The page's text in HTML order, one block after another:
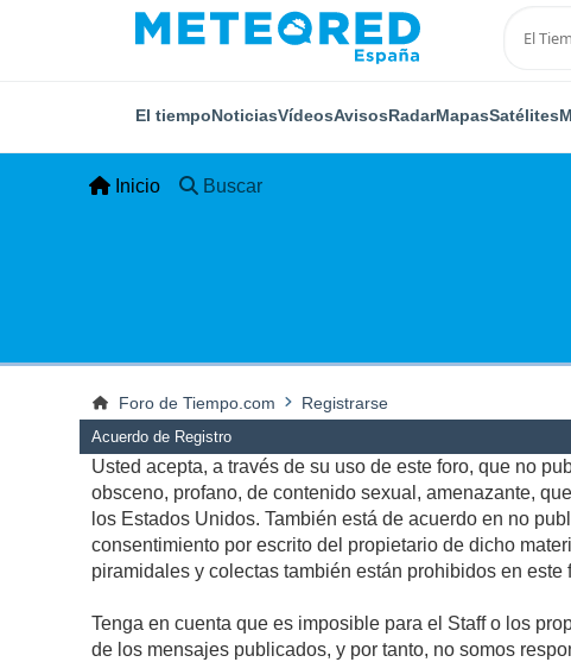
El tiempoNoticiasVídeosAvisosRadarMapasSatélites
Inicio Buscar
Foro de Tiempo.com Registrarse
Acuerdo de Registro
Usted acepta, a través de su uso de este foro, que no
obsceno, profano, de contenido sexual, amenazante,
los Estados Unidos. También está de acuerdo en no
consentimiento por escrito del propietario de dicho
piramidales y colectas también están prohibidos en este
Tenga en cuenta que es imposible para el Staff o los
de los mensajes publicados, y por tanto, no somos